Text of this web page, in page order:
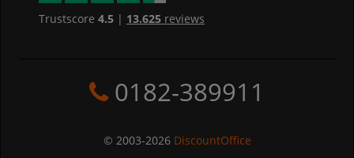
Trustscore 4.5| 13.625reviews
0182-389911
© 2003-2026 DiscountOffice